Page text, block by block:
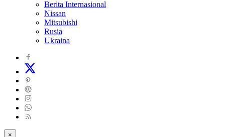
Berita Internasional
Nissan
Mitsubishi
Rusia
Ukraina
×